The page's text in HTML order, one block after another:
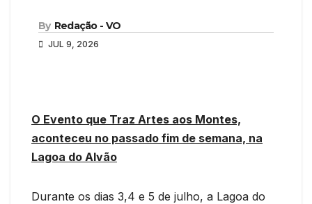
By Redação - VO
JUL 9, 2026
O Evento que Traz Artes aos Montes,
aconteceu no passado fim de semana, na
Lagoa do Alvão
Durante os dias 3,4 e 5 de julho, a Lagoa do